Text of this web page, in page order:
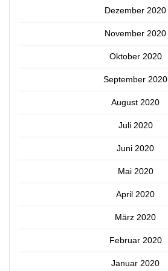
Dezember 2020
November 2020
Oktober 2020
September 2020
August 2020
Juli 2020
Juni 2020
Mai 2020
April 2020
März 2020
Februar 2020
Januar 2020